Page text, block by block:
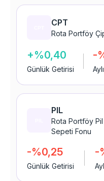
CPT
Rota Portföy
+%0,40
Günlük Getirisi
-
PIL
Rota Portföy
Sepeti Fonu
-%0,25
Günlük Getirisi
-